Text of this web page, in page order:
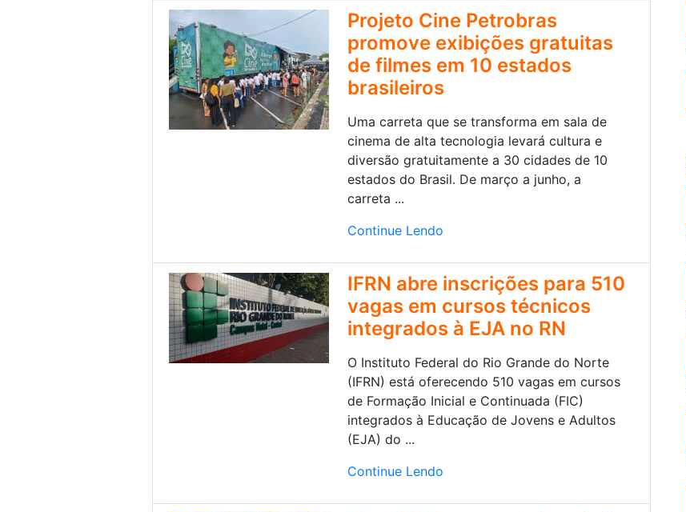
Projeto Cine Petrobras
promove exibições gratuitas
de filmes em 10 estados
brasileiros
Uma carreta que se transforma em sala de
cinema de alta tecnologia levará cultura e
diversão gratuitamente a 30 cidades de 10
estados do Brasil. De março a junho, a
carreta ...
Continue Lendo
IFRN abre inscrições para 510
vagas em cursos técnicos
integrados à EJA no RN
O Instituto Federal do Rio Grande do Norte
(IFRN) está oferecendo 510 vagas em cursos
de Formação Inicial e Continuada (FIC)
integrados à Educação de Jovens e Adultos
(EJA) do ...
Continue Lendo